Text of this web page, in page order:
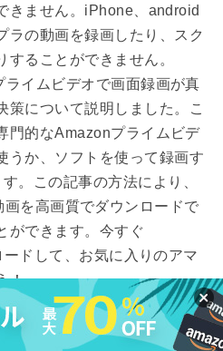
きません。iPhone、android
ラの動画を録画したり、スク
することができません。
イムビデオで画面録画が真
策について説明しました。こ
門的なAmazonプライムビデ
うか、ソフトを使って録画す
。この記事の方法により、
を高画質でダウンロードで
ができます。今すぐ
ドして、お気に入りのアマ
！